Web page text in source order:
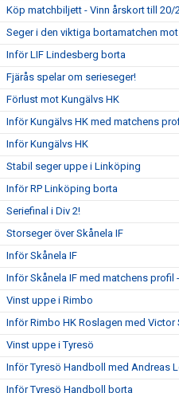
Köp matchbiljett - Vinn årskort till 20/
Seger i den viktiga bortamatchen
Inför LIF Lindesberg borta
Fjärås spelar om serieseger!
Förlust mot Kungälvs HK
Inför Kungälvs HK med matchens
Inför Kungälvs HK
Stabil seger uppe i Linköping
Inför RP Linköping borta
Seriefinal i Div 2!
Storseger över Skånela IF
Inför Skånela IF
Inför Skånela IF med matchens profil
Vinst uppe i Rimbo
Inför Rimbo HK Roslagen med Victor
Vinst uppe i Tyresö
Inför Tyresö Handboll med Andreas
Inför Tyresö Handboll borta